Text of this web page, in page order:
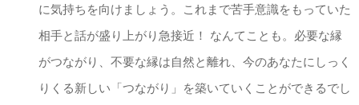
に気持ちを向けましょう。これまで苦手意識をもっていた
相手と話が盛り上がり急接近！ なんてことも。必要な縁
がつながり、不要な縁は自然と離れ、今のあなたにしっく
りくる新しい「つながり」を築いていくことができるでし